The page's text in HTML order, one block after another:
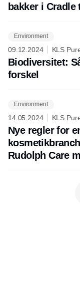
bakker i
Environment
09.12.2024 KLS
Biodiversitet:
forskel
Environment
14.05.2024 KLS
Nye regler for
Rudolph Care